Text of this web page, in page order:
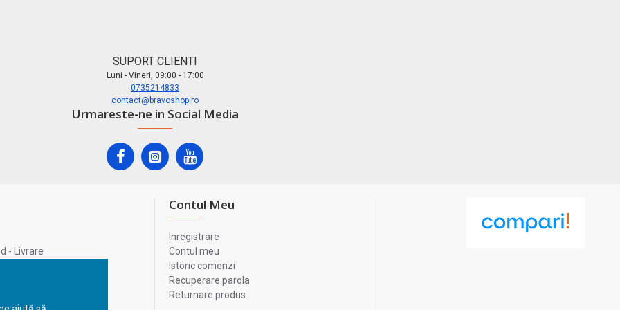
SUPORT CLIENTI
Luni - Vineri, 09:00 - 17:00
0735214833
contact@bravoshop.ro
Urmareste-ne in Social Media
- Livrare
Contul Meu
Inregistrare
Contul meu
Istoric comenzi
Recuperare parola
Returnare produs